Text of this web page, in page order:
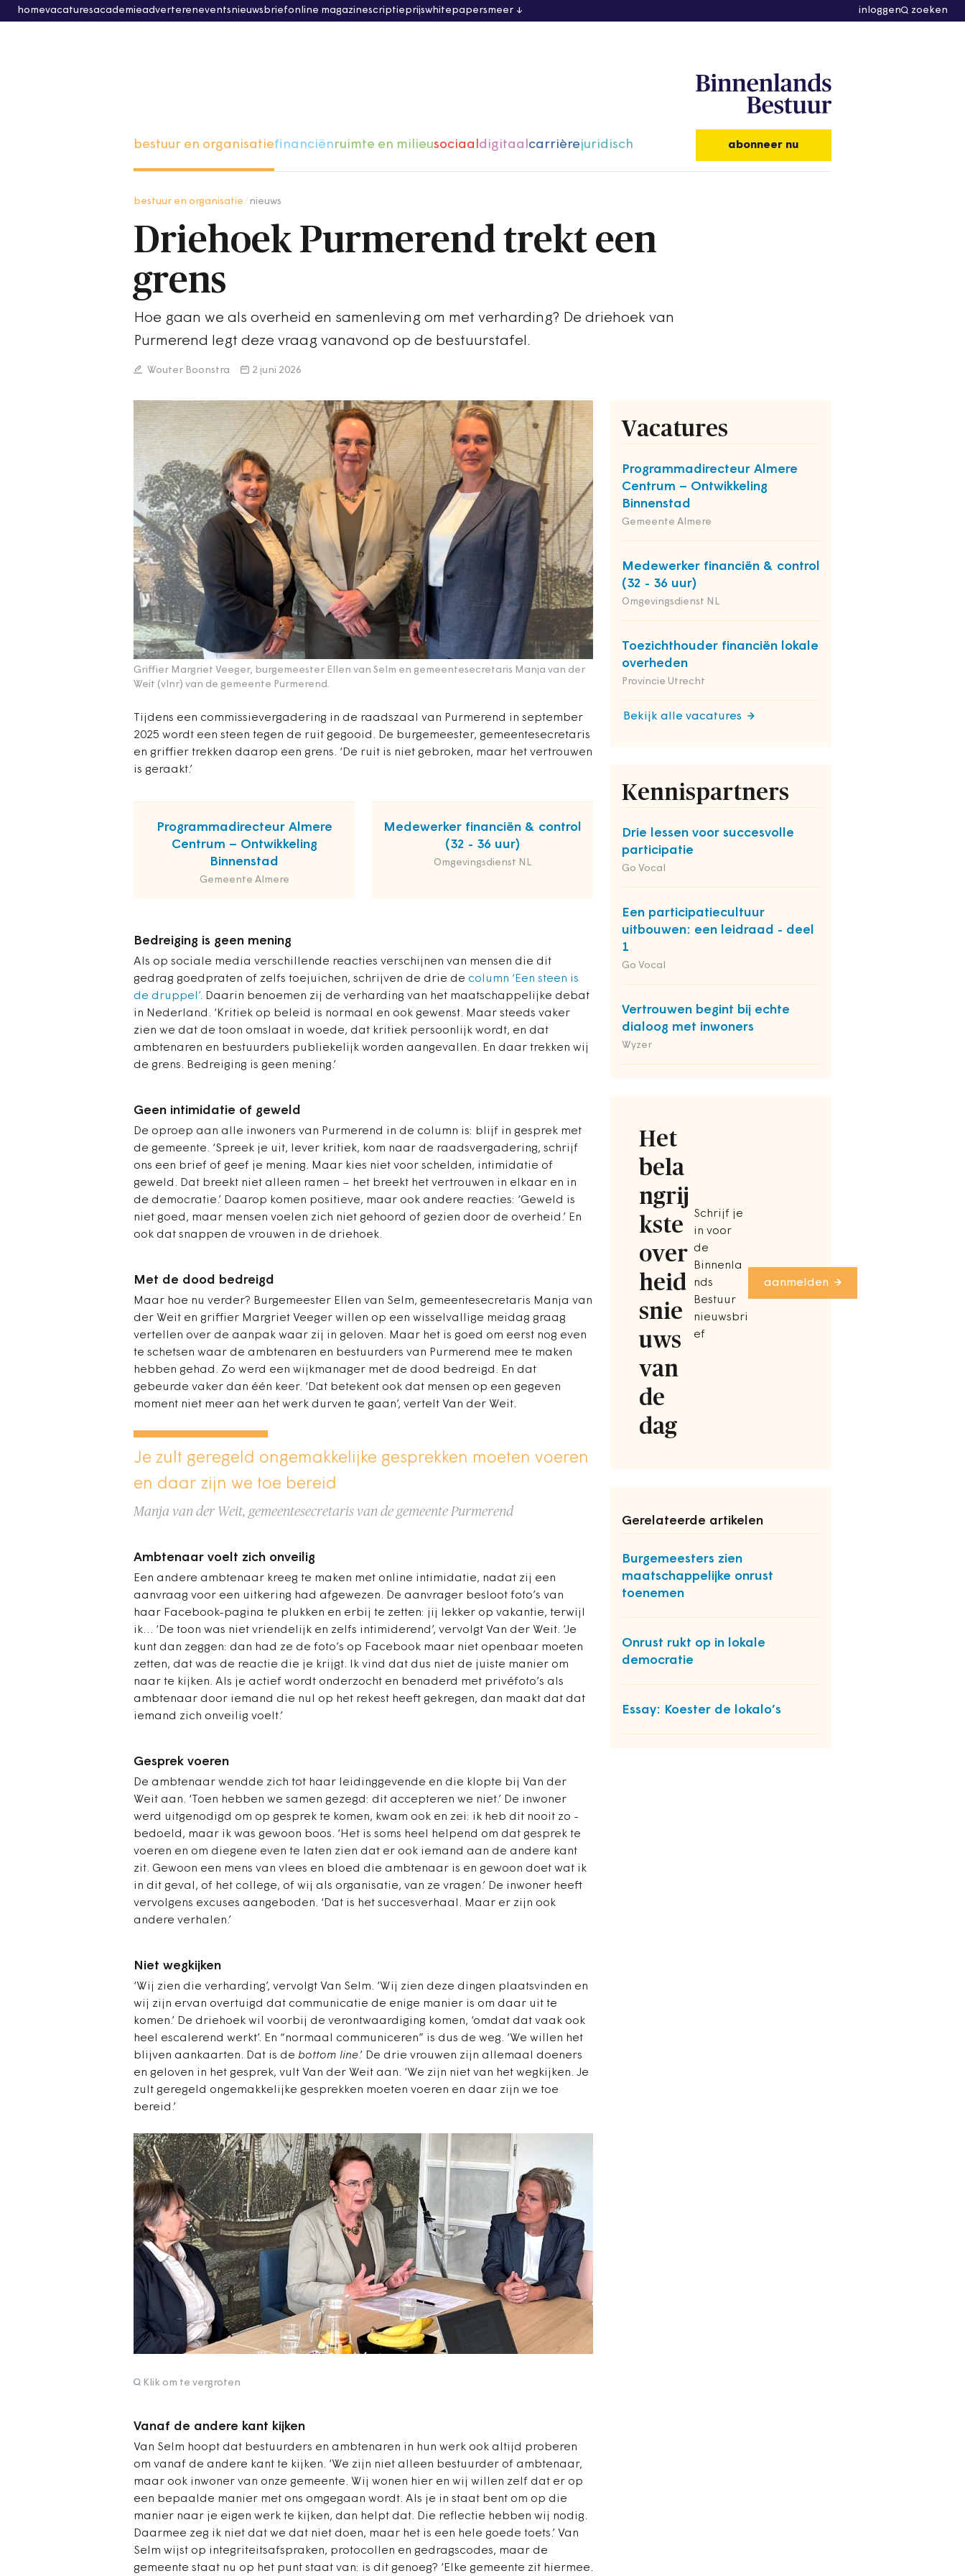
homevacaturesacademieadvertereneventsnieuwsbriefonline magazinescriptieprijswhitepapersmeer inloggen zoeken
bestuur en organisatiefinanciënruimte en milieusociaaldigitaalcarrièrejuridisch abonneer nu
bestuur en organisatie nieuws
Driehoek Purmerend trekt een
grens
Hoe gaan we als overheid en samenleving om met verharding? De driehoek van
Purmerend legt deze vraag vanavond op de bestuurstafel.
Wouter Boonstra 2 juni 2026
Griffier Margriet Veeger, burgemeester Ellen van Selm en gemeentesecretaris Manja van der
Weit (vlnr) van de gemeente Purmerend.
Tijdens een commissievergadering in de raadszaal van Purmerend in september
2025 wordt een steen tegen de ruit gegooid. De burgemeester, ­gemeentesecretaris
en griffier trekken daarop een grens. ‘De ruit is niet gebroken, maar het vertrouwen
is geraakt.’
Programmadirecteur Almere
Centrum – Ontwikkeling
Binnenstad
Gemeente Almere
Medewerker financiën & control
(32 - 36 uur)
Omgevingsdienst NL
Bedreiging is geen mening
Als op sociale media verschillende reacties verschijnen van mensen die dit
gedrag goedpraten of zelfs toejuichen, schrijven de drie de column ‘Een steen is
de druppel’. Daarin benoemen zij de verharding van het maatschappelijke debat
in Nederland. ‘Kritiek op beleid is normaal en ook gewenst. Maar steeds vaker
zien we dat de toon omslaat in woede, dat kritiek ­persoonlijk wordt, en dat
ambtenaren en bestuurders publiekelijk worden aangevallen. En daar trekken wij
de grens. Bedreiging is geen mening.’
Vacatures
Programmadirecteur Almere
Centrum – Ontwikkeling
Binnenstad
Gemeente Almere
Medewerker financiën & control
(32 - 36 uur)
Omgevingsdienst NL
Toezichthouder financiën lokale
overheden
Provincie Utrecht
Bekijk alle vacatures
Kennispartners
Drie lessen voor succesvolle
participatie
Go Vocal
Een participatiecultuur
uitbouwen: een leidraad - deel
1
Go Vocal
Vertrouwen begint bij echte
dialoog met inwoners
Wyzer
Het
bela
ngrij
kste
over
heid
snie
uws
van
de
dag
Schrijf je
in voor
de
Binnenla
nds
Bestuur
nieuwsbri
ef
aanmelden
Gerelateerde artikelen
Burgemeesters zien
maatschappelijke onrust
toenemen
Onrust rukt op in lokale
democratie
Essay: Koester de lokalo’s
Geen intimidatie of geweld
De oproep aan alle inwoners van Purmerend in de column is: blijf in gesprek met
de gemeente. ‘Spreek je uit, lever kritiek, kom naar de raadsvergadering, schrijf
ons een brief of geef je mening. Maar kies niet voor schelden, intimidatie of
geweld. Dat breekt niet alleen ramen – het breekt het vertrouwen in elkaar en in
de democratie.’ Daarop komen positieve, maar ook andere reacties: ‘Geweld is
niet goed, maar mensen voelen zich niet gehoord of gezien door de overheid.’ En
ook dat snappen de vrouwen in de driehoek.
Met de dood bedreigd
Maar hoe nu verder? Burgemeester Ellen van Selm, gemeentesecretaris Manja van
der Weit en griffier Margriet Veeger willen op een wisselvallige meidag graag
vertellen over de aanpak waar zij in geloven. Maar het is goed om eerst nog even
te schetsen waar de ambtenaren en bestuurders van Purmerend mee te maken
hebben gehad. Zo werd een wijkmanager met de dood bedreigd. En dat
gebeurde vaker dan één keer. ‘Dat betekent ook dat mensen op een gegeven
moment niet meer aan het werk durven te gaan’, vertelt Van der Weit.
Je zult geregeld ongemakkelijke gesprekken moeten voeren
en daar zijn we toe bereid
Manja van der Weit, gemeentesecretaris van de gemeente Purmerend
Ambtenaar voelt zich onveilig
Een andere ambtenaar kreeg te maken met online intimidatie, nadat zij een
aanvraag voor een uitkering had afgewezen. De aanvrager besloot foto’s van
haar Facebook-pagina te plukken en erbij te zetten: jij lekker op vakantie, terwijl
ik… ‘De toon was niet vriendelijk en zelfs intimiderend’, vervolgt Van der Weit. ‘Je
kunt dan zeggen: dan had ze de foto’s op Facebook maar niet openbaar moeten
zetten, dat was de reactie die je krijgt. Ik vind dat dus niet de juiste manier om
naar te kijken. Als je actief wordt onderzocht en benaderd met privéfoto’s als
ambtenaar door iemand die nul op het rekest heeft gekregen, dan maakt dat dat
iemand zich onveilig voelt.’
Gesprek voeren
De ambtenaar wendde zich tot haar ­leidinggevende en die klopte bij Van der
Weit aan. ‘Toen hebben we samen gezegd: dit accepteren we niet.’ De inwoner
werd uitgenodigd om op gesprek te komen, kwam ook en zei: ik heb dit nooit zo ­
bedoeld, maar ik was gewoon boos. ‘Het is soms heel helpend om dat gesprek te
voeren en om diegene even te laten zien dat er ook iemand aan de andere kant
zit. Gewoon een mens van vlees en bloed die ambtenaar is en gewoon doet wat ik
in dit geval, of het college, of wij als organisatie, van ze vragen.’ De inwoner heeft
vervolgens excuses aangeboden. ‘Dat is het succesverhaal. Maar er zijn ook
andere verhalen.’
Niet wegkijken
‘Wij zien die verharding’, vervolgt Van Selm. ‘Wij zien deze dingen plaatsvinden en
wij zijn ervan overtuigd dat communicatie de enige manier is om daar uit te
komen.’ De driehoek wil voorbij de verontwaardiging komen, ‘omdat dat vaak ook
heel escalerend werkt’. En “normaal communiceren” is dus de weg. ‘We willen het
blijven aankaarten. Dat is de bottom line.’ De drie vrouwen zijn allemaal doeners
en geloven in het gesprek, vult Van der Weit aan. ‘We zijn niet van het wegkijken. Je
zult geregeld ongemakkelijke gesprekken moeten voeren en daar zijn we toe
bereid.’
Klik om te vergroten
Vanaf de andere kant kijken
Van Selm hoopt dat bestuurders en ambtenaren in hun werk ook altijd proberen
om vanaf de andere kant te kijken. ‘We zijn niet alleen bestuurder of ambtenaar,
maar ook inwoner van onze gemeente. Wij wonen hier en wij willen zelf dat er op
een bepaalde manier met ons omgegaan wordt. Als je in staat bent om op die
manier naar je eigen werk te kijken, dan helpt dat. Die reflectie hebben wij nodig.
Daarmee zeg ik niet dat we dat niet doen, maar het is een hele goede toets.’ Van
Selm wijst op integriteitsafspraken, protocollen en gedragscodes, maar de
gemeente staat nu op het punt staat van: is dit genoeg? ‘Elke gemeente zit hiermee.